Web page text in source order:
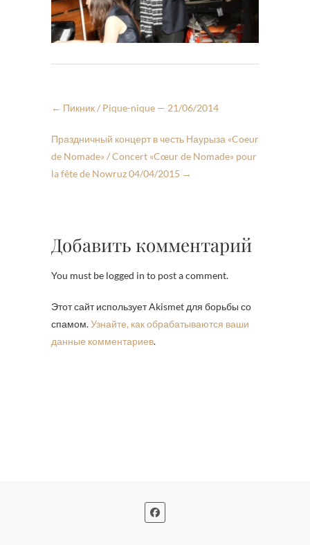
← Пикник / Pique-nique — 21/06/2014
Праздничный концерт в честь Наурыза «Coeur
de Nomade» / Concert «Cœur de Nomade» pour
la fête de Nowruz 04/04/2015 →
Добавить комментарий
You must be logged in to post a comment.
Этот сайт использует Akismet для борьбы со
спамом.Узнайте, как обрабатываются ваши
данные комментариев.